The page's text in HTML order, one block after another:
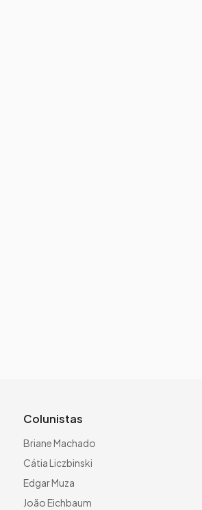
Colunistas
Briane Machado
Cátia Liczbinski
Edgar Muza
João Eichbaum